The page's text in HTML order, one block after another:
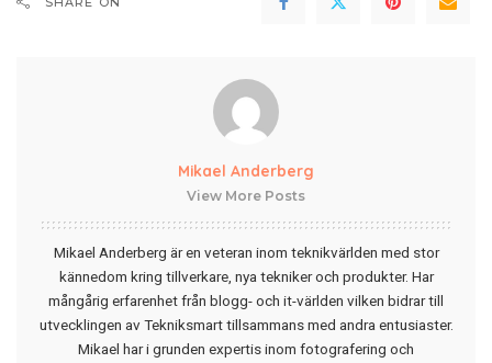
Mikael Anderberg
View More Posts
Mikael Anderberg är en veteran inom teknikvärlden med stor
kännedom kring tillverkare, nya tekniker och produkter. Har
mångårig erfarenhet från blogg- och it-världen vilken bidrar till
utvecklingen av Tekniksmart tillsammans med andra entusiaster.
Mikael har i grunden expertis inom fotografering och